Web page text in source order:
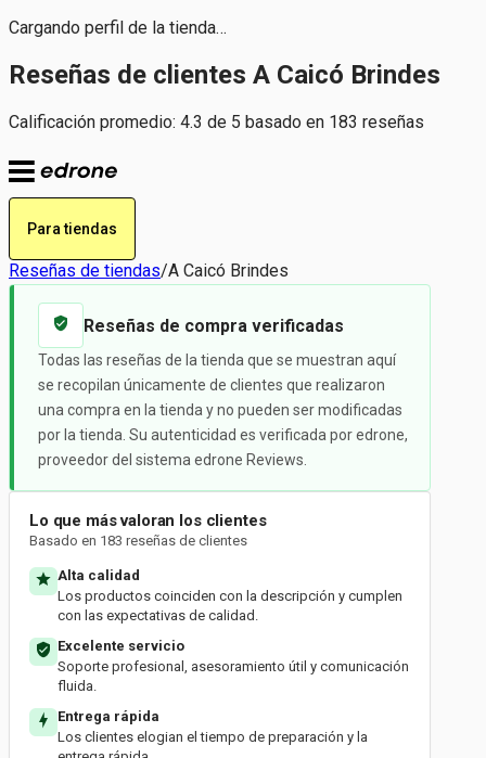
Cargando perfil de la tienda…
Reseñas de clientes A Caicó Brindes
Calificación promedio: 4.3 de 5 basado en 183 reseñas
Para tiendas
Reseñas de tiendas/A Caicó Brindes
Reseñas de compra verificadas
Todas las reseñas de la tienda que se muestran aquí
se recopilan únicamente de clientes que realizaron
una compra en la tienda y no pueden ser modificadas
por la tienda. Su autenticidad es verificada por edrone,
proveedor del sistema edrone Reviews.
Lo que más valoran los clientes
Basado en 183 reseñas de clientes
Alta calidad
Los productos coinciden con la descripción y cumplen
con las expectativas de calidad.
Excelente servicio
Soporte profesional, asesoramiento útil y comunicación
fluida.
Entrega rápida
Los clientes elogian el tiempo de preparación y la